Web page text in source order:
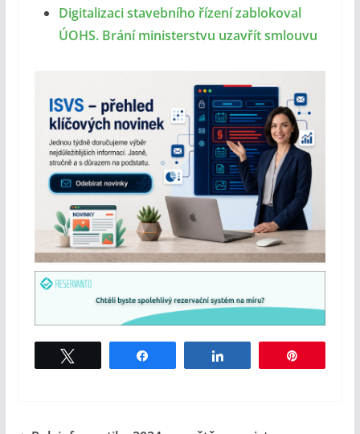
Digitalizaci stavebního řízení zablokoval
ÚOHS. Brání ministerstvu uzavřít smlouvu